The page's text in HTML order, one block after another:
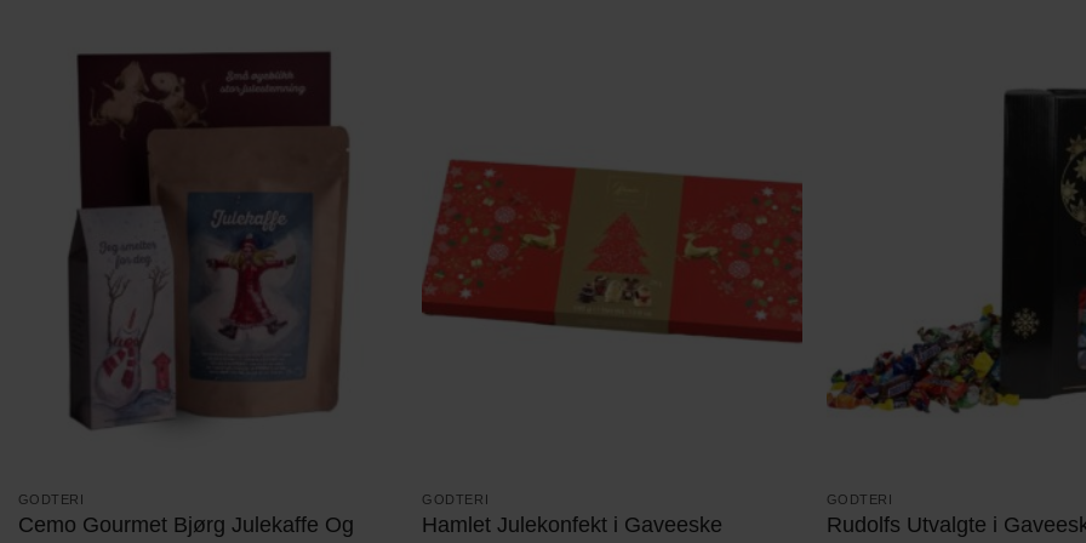
GODTERI
Cemo Gourmet Bjørg Julekaffe Og
GODTERI
Hamlet Julekonfekt i Gaveeske
GODTERI
Rudolfs Utvalgte i